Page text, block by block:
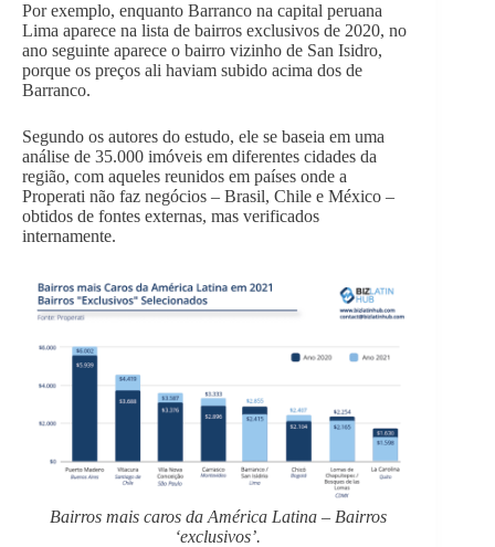
Por exemplo, enquanto Barranco na capital peruana
Lima aparece na lista de bairros exclusivos de 2020, no
ano seguinte aparece o bairro vizinho de San Isidro,
porque os preços ali haviam subido acima dos de
Barranco.
Segundo os autores do estudo, ele se baseia em uma
análise de 35.000 imóveis em diferentes cidades da
região, com aqueles reunidos em países onde a
Properati não faz negócios – Brasil, Chile e México –
obtidos de fontes externas, mas verificados
internamente.
Bairros mais caros da América Latina – Bairros
‘exclusivos’.